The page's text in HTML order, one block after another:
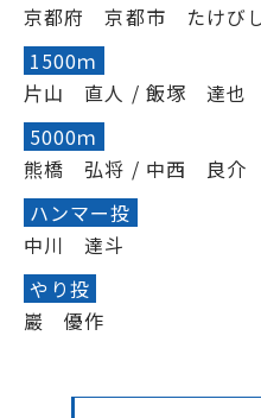
京都府 京都市 たけび
1500ｍ
片山 直人 / 飯塚 達也
5000ｍ
熊橋 弘将 / 中西 良介
ハンマー投
中川 達斗
やり投
巖 優作